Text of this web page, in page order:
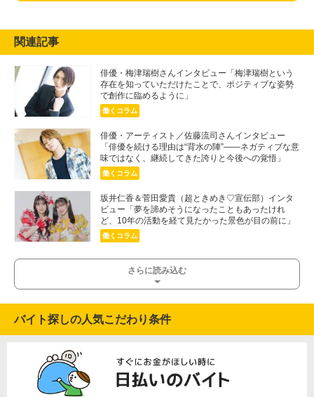
関連記事
俳優・梅津瑞樹さんインタビュー「梅津瑞樹という
存在を知っていただけたことで、ポジティブな姿勢
で創作に臨めるように」
働くコラム
俳優・アーティスト／佐藤流司さんインタビュー
「俳優を続ける理由は“背水の陣”――ネガティブな意
味ではなく、継続してきた誇りと今後への覚悟」
働くコラム
坂井仁香＆菅田愛貴（超ときめき♡宣伝部）インタ
ビュー「夢を諦めそうになったこともあったけれ
ど、10年の活動を経て見たかった景色が目の前に」
働くコラム
さらに読み込む
バイト探しの人気こだわり条件